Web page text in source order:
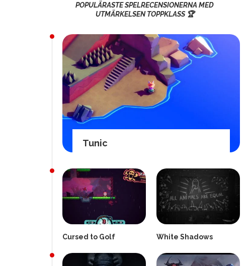
POPULÄRASTE SPELRECENSIONERNA MED
UTMÄRKELSEN TOPPKLASS 🏆
Tunic
Cursed to Golf White Shadows